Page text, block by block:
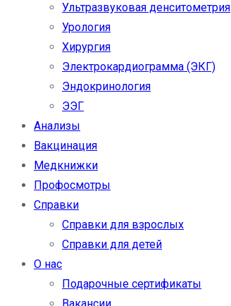
Ультразвуковая денситометрия
Урология
Хирургия
Электрокардиограмма (ЭКГ)
Эндокринология
ЭЭГ
Анализы
Вакцинация
Медкнижки
Профосмотры
Справки
Справки для взрослых
Справки для детей
О нас
Подарочные сертификаты